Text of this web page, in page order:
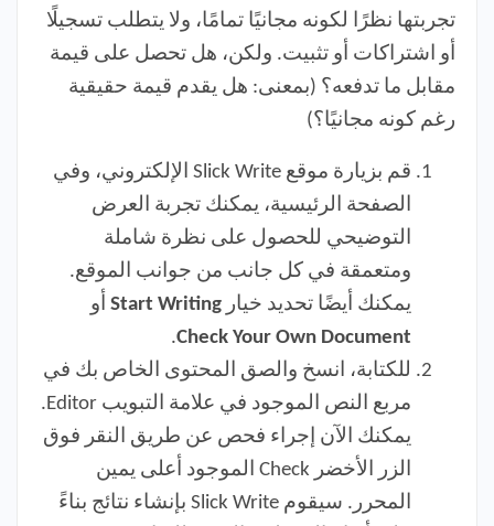
تجربتها نظرًا لكونه مجانيًا تمامًا، ولا يتطلب تسجيلًا
أو اشتراكات أو تثبيت. ولكن، هل تحصل على قيمة
مقابل ما تدفعه؟ (بمعنى: هل يقدم قيمة حقيقية
رغم كونه مجانيًا؟)
قم بزيارة موقع Slick Write الإلكتروني، وفي
الصفحة الرئيسية، يمكنك تجربة العرض
التوضيحي للحصول على نظرة شاملة
ومتعمقة في كل جانب من جوانب الموقع.
يمكنك أيضًا تحديد خيار Start Writing أو
Check Your Own Document
.
للكتابة، انسخ والصق المحتوى الخاص بك في
مربع النص الموجود في علامة التبويب Editor.
يمكنك الآن إجراء فحص عن طريق النقر فوق
الزر الأخضر Check الموجود أعلى يمين
المحرر. سيقوم Slick Write بإنشاء نتائج بناءً